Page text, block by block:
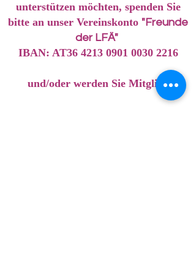
unterstützen möchten, spenden Sie
bitte an unser Vereinskonto "Freunde
der LFÄ"
IBAN: AT36 4213 0901 0030 2216
und/oder werden Sie Mitglied